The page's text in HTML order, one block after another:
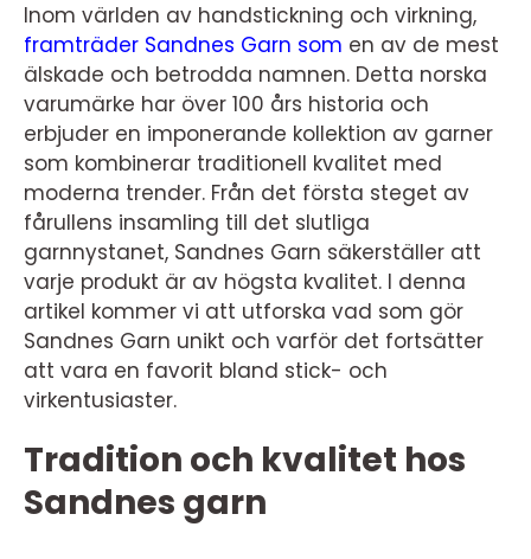
Inom världen av handstickning och virkning,
framträder Sandnes Garn som en av de mest
älskade och betrodda namnen. Detta norska
varumärke har över 100 års historia och
erbjuder en imponerande kollektion av garner
som kombinerar traditionell kvalitet med
moderna trender. Från det första steget av
fårullens insamling till det slutliga
garnnystanet, Sandnes Garn säkerställer att
varje produkt är av högsta kvalitet. I denna
artikel kommer vi att utforska vad som gör
Sandnes Garn unikt och varför det fortsätter
att vara en favorit bland stick- och
virkentusiaster.
Tradition och kvalitet hos
Sandnes garn